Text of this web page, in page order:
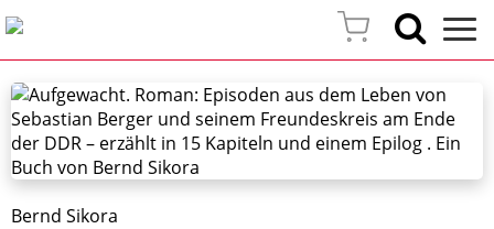
Bernd Sikora